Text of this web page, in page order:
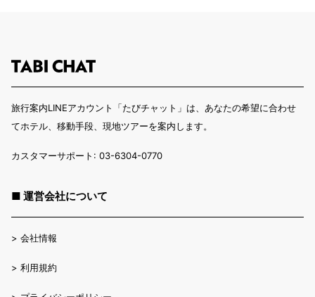
旅行案内LINEアカウント「たびチャット」は、あなたの希望に合わせ
てホテル、移動手段、現地ツアーを案内します。
カスタマーサポート: 03-6304-0770
■ 運営会社について
> 会社情報
> 利用規約